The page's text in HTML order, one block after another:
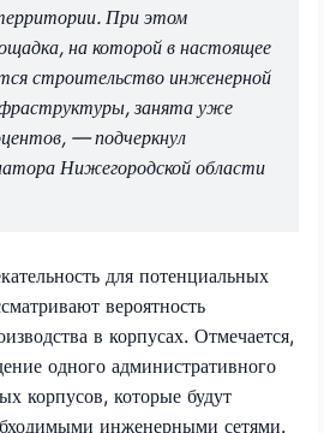
При этом
на которой в настоящее
строительство инженерной
занята уже
— подчеркнул
Нижегородской области
для потенциальных
вероятность
в корпусах. Отмечается,
одного административного
корпусов, которые будут
инженерными сетями.